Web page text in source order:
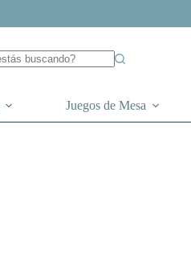
Juegos de Mesa